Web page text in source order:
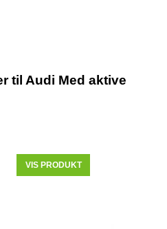
til Audi Med aktive
VIS PRODUKT